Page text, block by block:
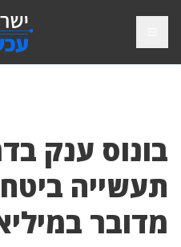
בונוס ענק
תעשייה
מדובר